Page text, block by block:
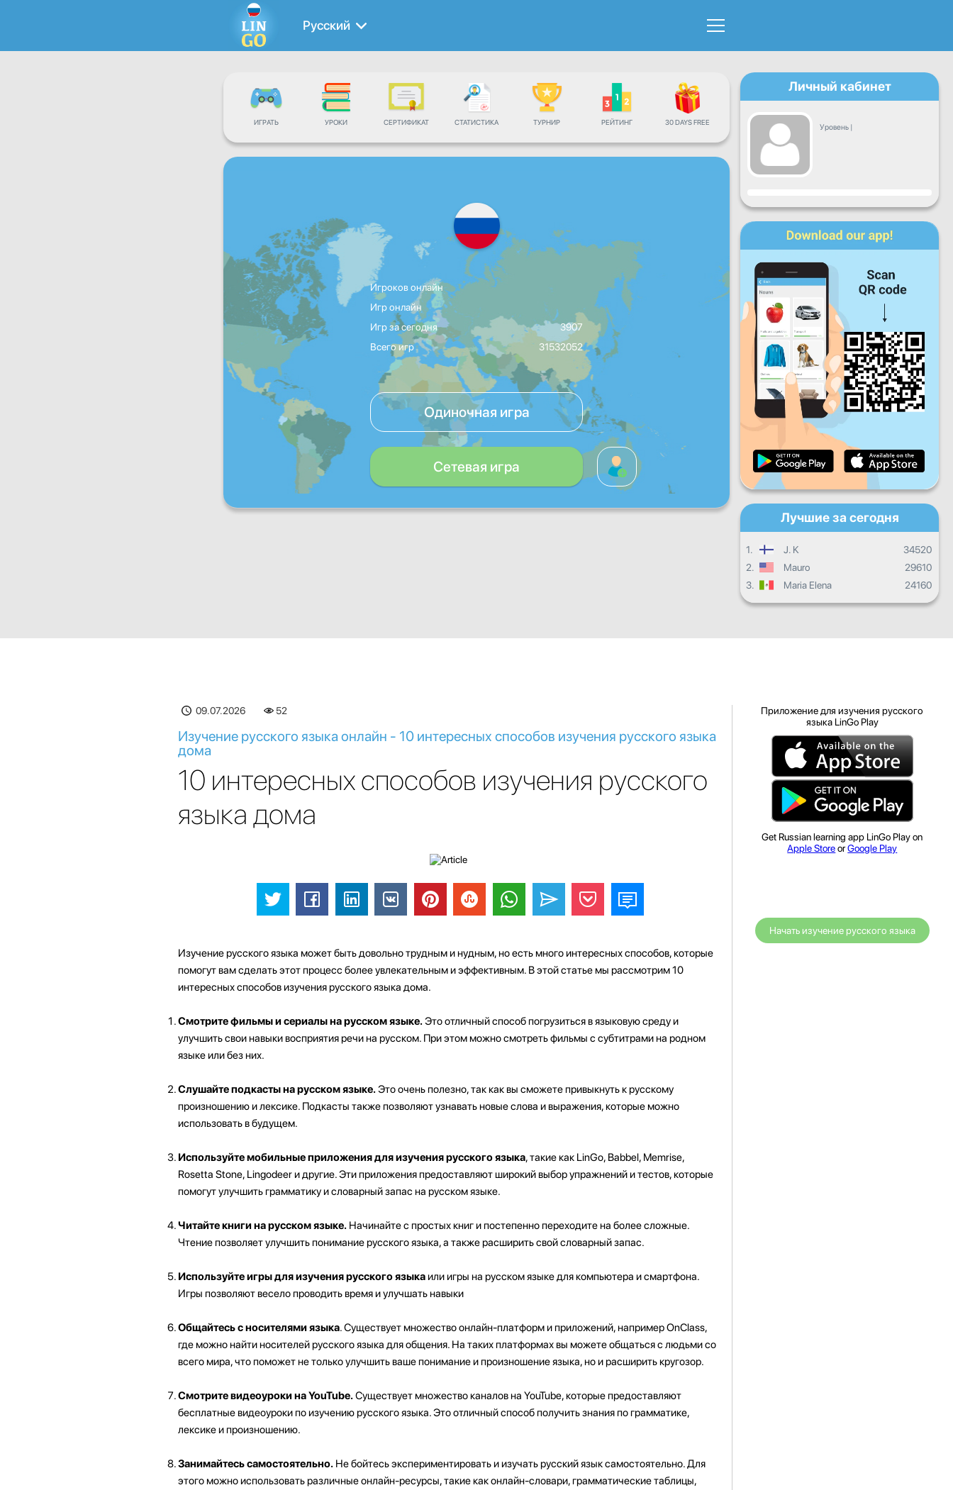
Русский
ИГРАТЬ УРОКИ СЕРТИФИКАТ СТАТИСТИКА ТУРНИР РЕЙТИНГ 30 DAYS FREE
Игроков онлайн
Игр онлайн
Игр за сегодня
3907
Всего игр
31532052
Одиночная игра
Сетевая игра
Личный кабинет
Уровень |
Прогресс
Пн Ср Чт
Сб Вс
Ежедневный прогресс
Ежемесячный прогресс
Общий прогресс
Лучшие за сегодня
1. J. K
34520
2.
Mauro
29610
3.
Maria Elena 24160
09.07.2026 53
Изучение русского языка онлайн - 10 интересных способов изучения русского языка
дома
10 интересных способов изучения русского
языка дома
Изучение русского языка может быть довольно трудным и нудным, но есть много интересных способов, которые
помогут вам сделать этот процесс более увлекательным и эффективным. В этой статье мы рассмотрим 10
интересных способов изучения русского языка дома.
Смотрите фильмы и сериалы на русском языке.Это отличный способ погрузиться в языковую среду и
улучшить свои навыки восприятия речи на русском. При этом можно смотреть фильмы с субтитрами на родном
языке или без них.
Слушайте подкасты на русском языке.Это очень полезно, так как вы сможете привыкнуть к русскому
произношению и лексике. Подкасты также позволяют узнавать новые слова и выражения, которые можно
использовать в будущем.
Используйте мобильные приложения для изучения русского языка, такие как LinGo, Babbel, Memrise,
Rosetta Stone, Lingodeer и другие. Эти приложения предоставляют широкий выбор упражнений и тестов, которые
помогут улучшить грамматику и словарный запас на русском языке.
Читайте книги на русском языке.Начинайте с простых книг и постепенно переходите на более сложные.
Чтение позволяет улучшить понимание русского языка, а также расширить свой словарный запас.
Используйте игры для изучения русского языкаили игры на русском языке для компьютера и смартфона.
Игры позволяют весело проводить время и улучшать навыки
Общайтесь с носителями языка. Существует множество онлайн-платформ и приложений, например OnClass,
где можно найти носителей русского языка для общения. На таких платформах вы можете общаться с людьми со
всего мира, что поможет не только улучшить ваше понимание и произношение языка, но и расширить кругозор.
Смотрите видеоуроки на YouTube.Существует множество каналов на YouTube, которые предоставляют
бесплатные видеоуроки по изучению русского языка. Это отличный способ получить знания по грамматике,
лексике и произношению.
Занимайтесь самостоятельно.Не бойтесь экспериментировать и изучать русский язык самостоятельно. Для
этого можно использовать различные онлайн-ресурсы, такие как онлайн-словари, грамматические таблицы,
Приложение для изучения русского
языка LinGo Play
Get Russian learning app LinGo Play on
Apple StoreorGoogle Play
Начать изучение русского языка